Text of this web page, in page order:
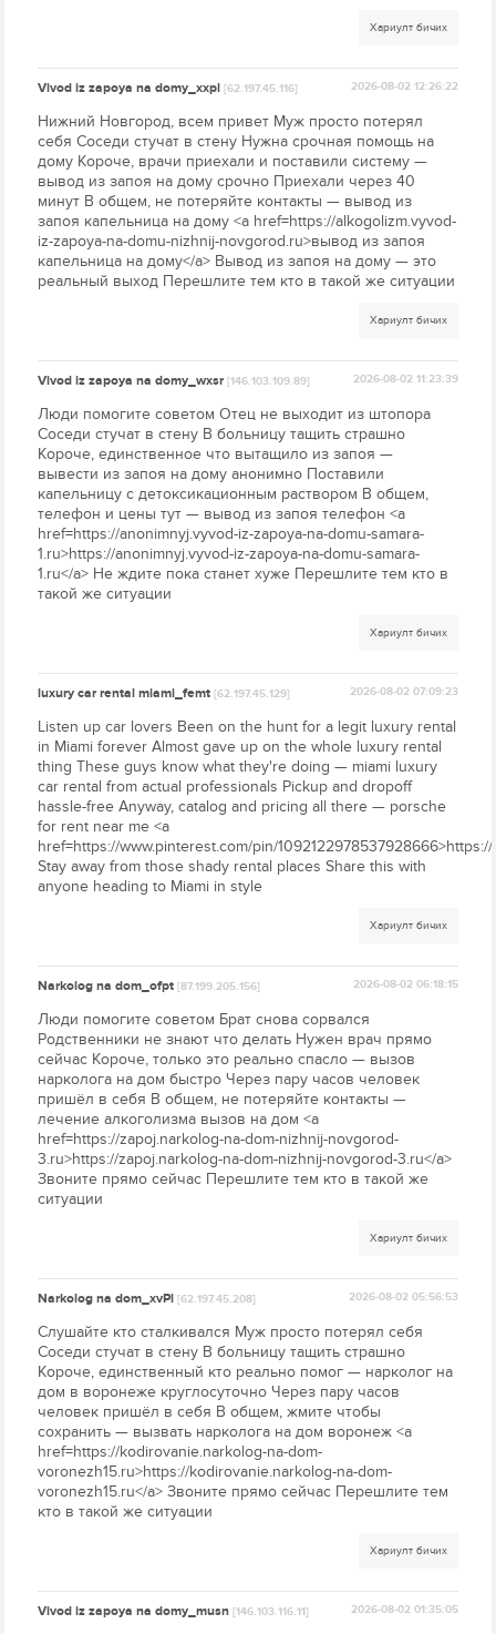
Хариулт бичих
Vivod iz zapoya na domy_xxpl[62.197.45.116] 2026-08-02 12:26:22
Нижний Новгород, всем привет Муж просто потерял
себя Соседи стучат в стену Нужна срочная помощь на
дому Короче, врачи приехали и поставили систему —
вывод из запоя на дому срочно Приехали через 40
минут В общем, не потеряйте контакты — вывод из
запоя капельница на дому <a href=https://alkogolizm.vyvod-
iz-zapoya-na-domu-nizhnij-novgorod.ru>вывод из запоя
капельница на дому</a> Вывод из запоя на дому — это
реальный выход Перешлите тем кто в такой же ситуации
Хариулт бичих
Vivod iz zapoya na domy_wxsr[146.103.109.89] 2026-08-02 11:23:39
Люди помогите советом Отец не выходит из штопора
Соседи стучат в стену В больницу тащить страшно
Короче, единственное что вытащило из запоя —
вывести из запоя на дому анонимно Поставили
капельницу с детоксикационным раствором В общем,
телефон и цены тут — вывод из запоя телефон <a
href=https://anonimnyj.vyvod-iz-zapoya-na-domu-samara-
1.ru>https://anonimnyj.vyvod-iz-zapoya-na-domu-samara-
1.ru</a> Не ждите пока станет хуже Перешлите тем кто в
такой же ситуации
Хариулт бичих
luxury car rental miami_femt[62.197.45.129] 2026-08-02 07:09:23
Listen up car lovers Been on the hunt for a legit luxury rental
in Miami forever Almost gave up on the whole luxury rental
thing These guys know what they're doing — miami luxury
car rental from actual professionals Pickup and dropoff
hassle-free Anyway, catalog and pricing all there — porsche
for rent near me <a
href=https://www.pinterest.com/pin/
Stay away from those shady rental places Share this with
anyone heading to Miami in style
Хариулт бичих
Narkolog na dom_ofpt[87.199.205.156] 2026-08-02 06:18:15
Люди помогите советом Брат снова сорвался
Родственники не знают что делать Нужен врач прямо
сейчас Короче, только это реально спасло — вызов
нарколога на дом быстро Через пару часов человек
пришёл в себя В общем, не потеряйте контакты —
лечение алкоголизма вызов на дом <a
href=https://zapoj.narkolog-na-dom-nizhnij-novgorod-
3.ru>https://zapoj.narkolog-na-dom-nizhnij-novgorod-3.ru</a>
Звоните прямо сейчас Перешлите тем кто в такой же
ситуации
Хариулт бичих
Narkolog na dom_xvPl[62.197.45.208] 2026-08-02 05:56:53
Слушайте кто сталкивался Муж просто потерял себя
Соседи стучат в стену В больницу тащить страшно
Короче, единственный кто реально помог — нарколог на
дом в воронеже круглосуточно Через пару часов
человек пришёл в себя В общем, жмите чтобы
сохранить — вызвать нарколога на дом воронеж <a
href=https://kodirovanie.narkolog-na-dom-
voronezh15.ru>https://kodirovanie.narkolog-na-dom-
voronezh15.ru</a> Звоните прямо сейчас Перешлите тем
кто в такой же ситуации
Хариулт бичих
Vivod iz zapoya na domy_musn[146.103.116.11] 2026-08-02 01:35:05